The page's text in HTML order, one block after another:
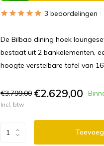
3 beoordelingen
De Bilbao dining hoek
bestaat uit 2 bankelementen,
hoogte verstelbare tafel van
€3.799,00 €2.629,00
Incl. btw